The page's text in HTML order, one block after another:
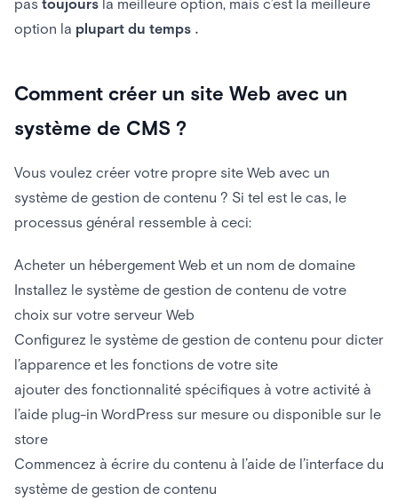
option la plupart du temps .
Comment créer un site Web avec un
système de CMS ?
Vous voulez créer votre propre site Web avec un
système de gestion de contenu ? Si tel est le cas, le
processus général ressemble à ceci:
Acheter un hébergement Web et un nom de domaine
Installez le système de gestion de contenu de votre
choix sur votre serveur Web
Configurez le système de gestion de contenu pour dicter
l’apparence et les fonctions de votre site
ajouter des fonctionnalité spécifiques à votre activité à
l’aide plug-in WordPress sur mesure ou disponible sur le
store
Commencez à écrire du contenu à l’aide de l’interface du
système de gestion de contenu